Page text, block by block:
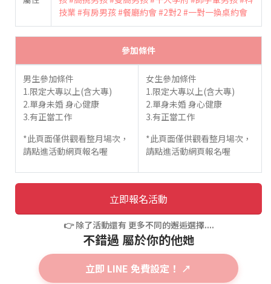
技業 #有房男孩#餐廳約會#2對2 #一對一換桌約會
參加條件
男生參加條件
1.限定大專以上(含大專)
2.單身未婚 身心健康
3.有正當工作
*此頁面僅供觀看整月場次，
請點進活動網頁報名喔
女生參加條件
1.限定大專以上(含大專)
2.單身未婚 身心健康
3.有正當工作
*此頁面僅供觀看整月場次，
請點進活動網頁報名喔
立即報名活動
👉 除了活動還有 更多不同的邂逅選擇....
不錯過 屬於你的他她
立即 LINE 免費設定！ ↗